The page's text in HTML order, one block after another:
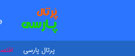
پرتال پارسی